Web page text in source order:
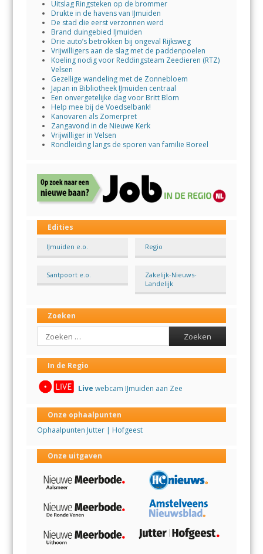
Uitslag Ringsteken op de brommer
Drukte in de havens van IJmuiden
De stad die eerst verzonnen werd
Brand duingebied IJmuiden
Drie auto’s betrokken bij ongeval Rijksweg
Vrijwilligers aan de slag met de paddenpoelen
Koeling nodig voor Reddingsteam Zeedieren (RTZ)
Velsen
Gezellige wandeling met de Zonnebloem
Japan in Bibliotheek IJmuiden centraal
Een onvergetelijke dag voor Britt Blom
Help mee bij de Voedselbank!
Kanovaren als Zomerpret
Zangavond in de Nieuwe Kerk
Vrijwilliger in Velsen
Rondleiding langs de sporen van familie Boreel
Edities
IJmuiden e.o. Regio
Santpoort e.o.
Zakelijk-Nieuws-
Landelijk
Zoeken
Search
In de Regio
Live webcam IJmuiden aan Zee
Onze ophaalpunten
Ophaalpunten Jutter | Hofgeest
Onze uitgaven